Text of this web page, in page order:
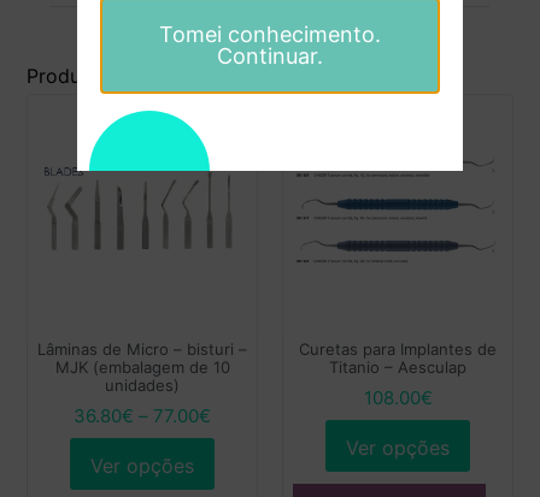
Produtos Relacionados
Lâminas de Micro – bisturi –
MJK (embalagem de 10
unidades)
36.80€ – 77.00€
Ver opções
Curetas para Implantes de
Titanio – Aesculap
108.00€
Ver opções
Tomei conhecimento.
Continuar.